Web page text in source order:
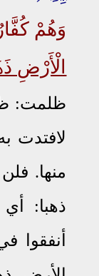
وَهُمْ
الْأَرْضِ
ظلمت:
لافتدت
منها.
ذهبا:
أنفقوا